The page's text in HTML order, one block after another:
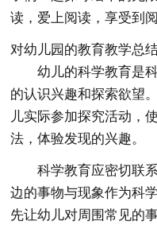
读，爱上阅读，享受到
对幼儿园的教育教学总
幼儿的科学教育是
的认识兴趣和探索欲望
儿实际参加探究活动，
法，体验发现的兴趣。
科学教育应密切联
边的事物与现象作为科
先让幼儿对周围常见的